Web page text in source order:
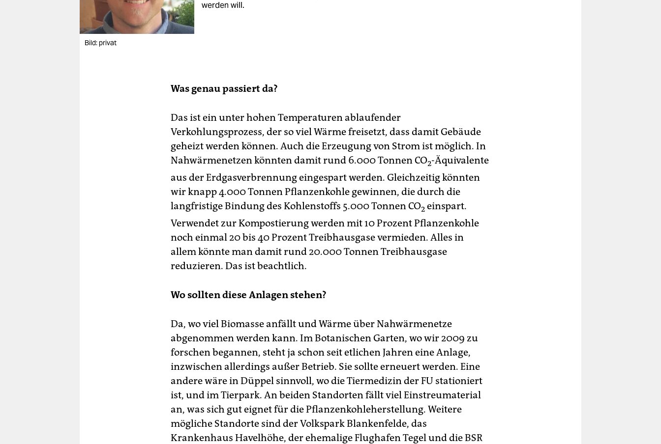
Bild: privat
werden will.
Was genau passiert da?
Das ist ein unter hohen Temperaturen ablaufender
Verkohlungsprozess, der so viel Wärme freisetzt, dass damit Gebäude
geheizt werden können. Auch die Erzeugung von Strom ist möglich. In
Nahwärmenetzen könnten damit rund 6.000 Tonnen CO2-Äquivalente
aus der Erdgasverbrennung eingespart werden. Gleichzeitig könnten
wir knapp 4.000 Tonnen Pflanzenkohle gewinnen, die durch die
langfristige Bindung des Kohlenstoffs 5.000 Tonnen CO2 einspart.
Verwendet zur Kompostierung werden mit 10 Prozent Pflanzenkohle
noch einmal 20 bis 40 Prozent Treibhausgase vermieden. Alles in
allem könnte man damit rund 20.000 Tonnen Treibhausgase
reduzieren. Das ist beachtlich.
Wo sollten diese Anlagen stehen?
Da, wo viel Biomasse anfällt und Wärme über Nahwärmenetze
abgenommen werden kann. Im Botanischen Garten, wo wir 2009 zu
forschen begannen, steht ja schon seit etlichen Jahren eine Anlage,
inzwischen allerdings außer Betrieb. Sie sollte erneuert werden. Eine
andere wäre in Düppel sinnvoll, wo die Tiermedizin der FU stationiert
ist, und im Tierpark. An beiden Standorten fällt viel Einstreumaterial
an, was sich gut eignet für die Pflanzenkohleherstellung. Weitere
mögliche Standorte sind der Volkspark Blankenfelde, das
Krankenhaus Havelhöhe, der ehemalige Flughafen Tegel und die BSR